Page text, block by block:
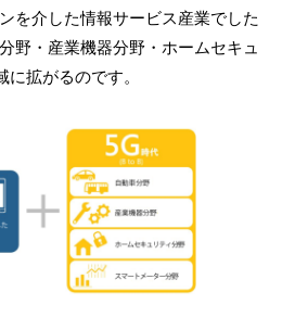
を介した情報サービス産業でした
野・産業機器分野・ホームセキュ
に拡がるのです。